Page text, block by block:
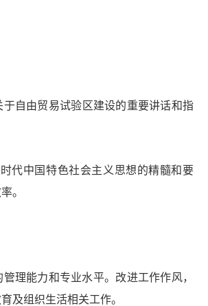
于自由贸易试验区建设的重要讲话和指
代中国特色社会主义 思想的精髓和要
。
理能力和专业水平。改进工作作风，
及组织生活相关工作。